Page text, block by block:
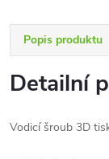
Popis produktu
Detailní
Vodicí šroub 3D